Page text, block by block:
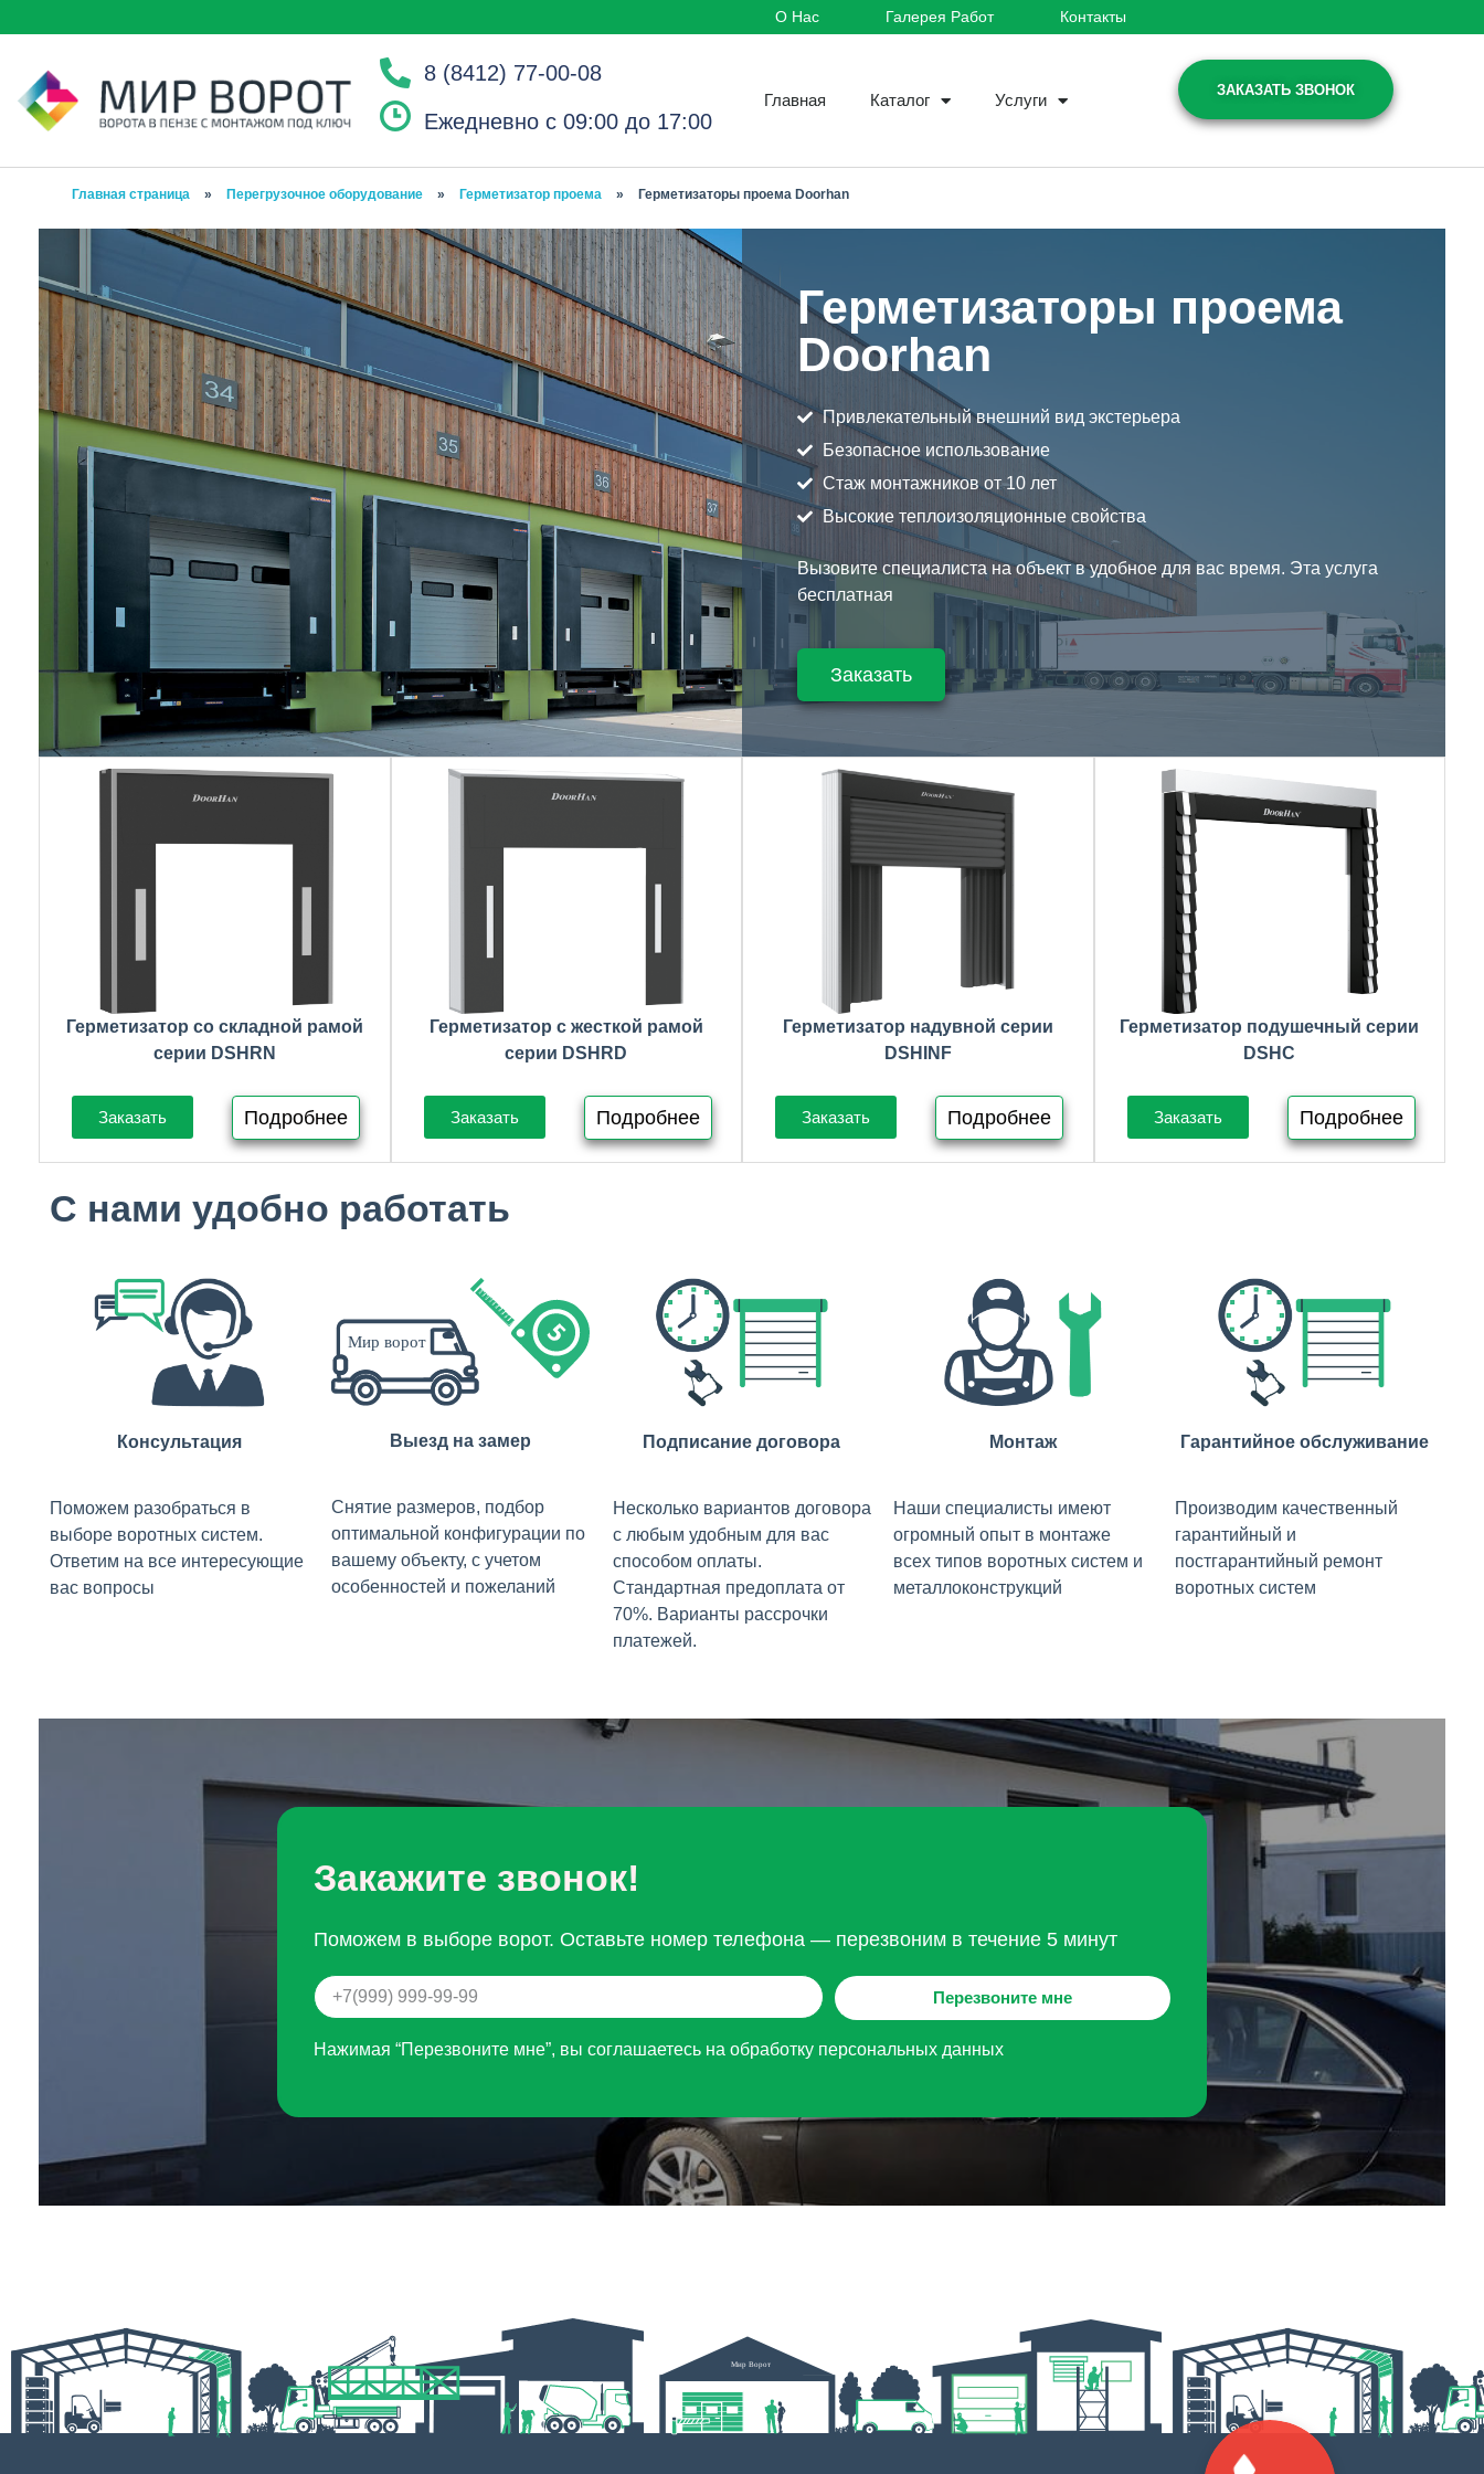
О Нас Галерея Работ Контакты
8 (8412) 77-00-08
Ежедневно с 09:00 до 17:00
Главная Каталог Услуги
ЗАКАЗАТЬ ЗВОНОК
Главная страница » Перегрузочное оборудование » Герметизатор проема » Герметизаторы проема Doorhan
Герметизаторы проема
Doorhan
Привлекательный внешний вид экстерьера
Безопасное использование
Стаж монтажников от 10 лет
Высокие теплоизоляционные свойства
Вызовите специалиста на объект в удобное для вас время. Эта услуга
бесплатная
Заказать
Герметизатор со складной рамой
серии DSHRN
Заказать Подробнее
Герметизатор с жесткой рамой
серии DSHRD
Заказать Подробнее
Герметизатор надувной серии
DSHINF
Заказать Подробнее
Герметизатор подушечный серии
DSHC
Заказать Подробнее
С нами удобно работать
Консультация
Поможем разобраться в
выборе воротных систем.
Ответим на все интересующие
вас вопросы
Выезд на замер
Снятие размеров, подбор
оптимальной конфигурации по
вашему объекту, с учетом
особенностей и пожеланий
Подписание договора
Несколько вариантов договора
с любым удобным для вас
способом оплаты.
Стандартная предоплата от
70%. Варианты рассрочки
платежей.
Монтаж
Наши специалисты имеют
огромный опыт в монтаже
всех типов воротных систем и
металлоконструкций
Гарантийное обслуживание
Производим качественный
гарантийный и
постгарантийный ремонт
воротных систем
Закажите звонок!
Поможем в выборе ворот. Оставьте номер телефона — перезвоним в течение 5 минут
Перезвоните мне
Нажимая “Перезвоните мне”, вы соглашаетесь на обработку персональных данных